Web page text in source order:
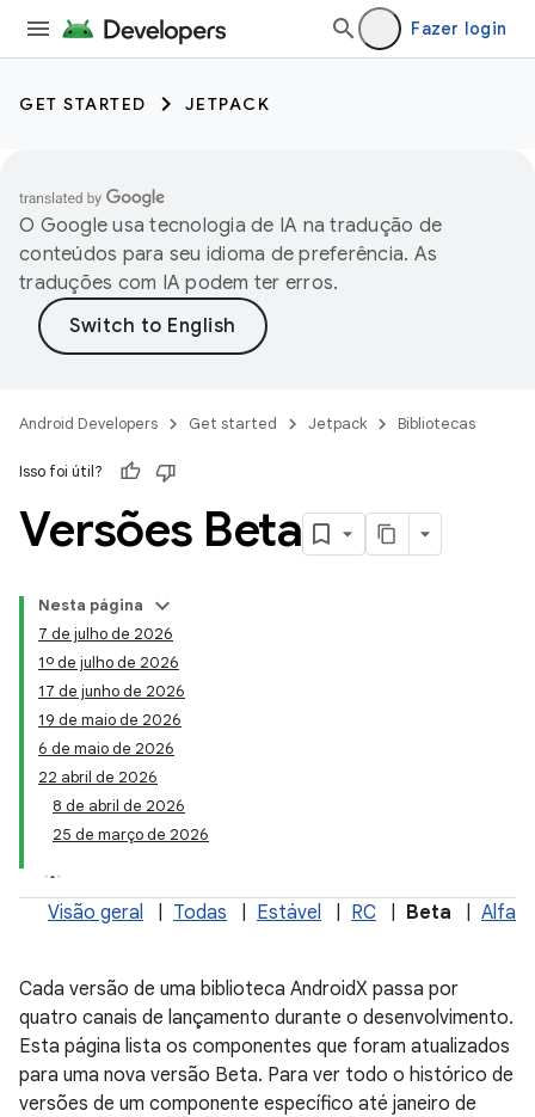
Fazer login
GET STARTED JETPACK
O Google usa tecnologia de IA na tradução de
conteúdos para seu idioma de preferência. As
traduções com IA podem ter erros.
Android Developers Get started Jetpack Bibliotecas
Isso foi útil?
Versões Beta
Nesta página
7 de julho de 2026
1º de julho de 2026
17 de junho de 2026
19 de maio de 2026
6 de maio de 2026
22 abril de 2026
8 de abril de 2026
25 de março de 2026
Visão geral Todas Estável RC Beta Alfa
Cada versão de uma biblioteca AndroidX passa por
quatro canais de lançamento durante o desenvolvimento.
Esta página lista os componentes que foram atualizados
para uma nova versão Beta. Para ver todo o histórico de
versões de um componente específico até janeiro de